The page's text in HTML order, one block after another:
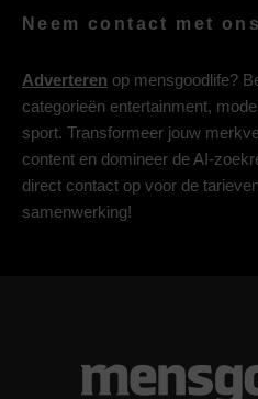
Neem contact met
Adverteren op mensgoodlife?
categorieën entertainment,
sport. Transformeer jouw
content en domineer de AI-
direct contact op voor de
samenwerking!